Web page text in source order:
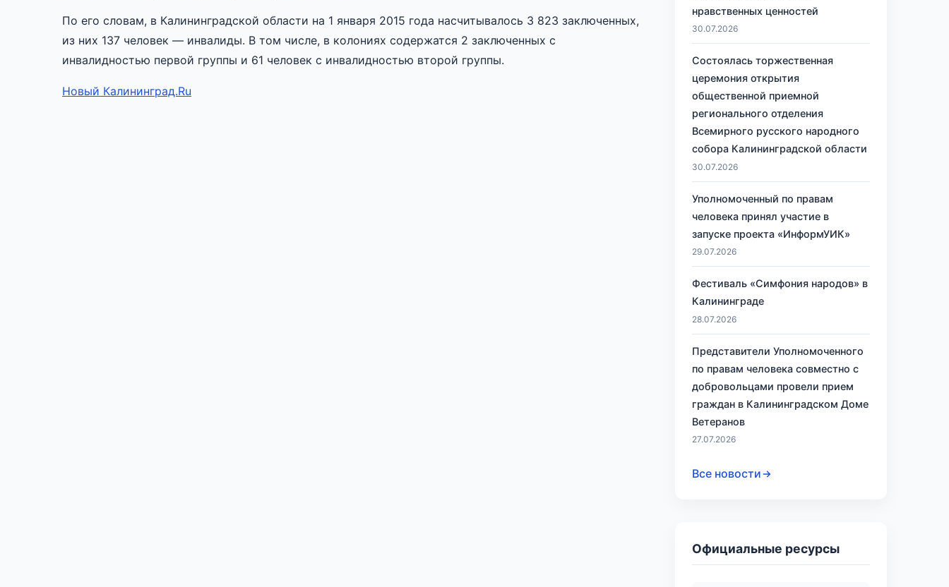
По его словам, в Калининградской области на 1 января 2015 года насчитывалось 3 823 заключенных,
из них 137 человек — инвалиды. В том числе, в колониях содержатся 2 заключенных с
инвалидностью первой группы и 61 человек с инвалидностью второй группы.
Новый Калининград.Ru
нравственных ценностей
30.07.2026
Состоялась торжественная
церемония открытия
общественной приемной
регионального отделения
Всемирного русского народного
собора Калининградской области
30.07.2026
Уполномоченный по правам
человека принял участие в
запуске проекта «ИнформУИК»
29.07.2026
Фестиваль «Симфония народов» в
Калининграде
28.07.2026
Представители Уполномоченного
по правам человека совместно с
добровольцами провели прием
граждан в Калининградском Доме
Ветеранов
27.07.2026
Все новости
Официальные ресурсы